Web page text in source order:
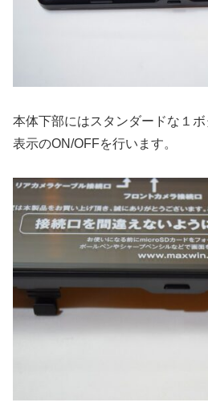
本体下部にはスタンダードな１
表示のON/OFFを行います。